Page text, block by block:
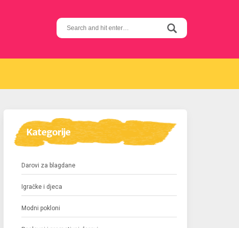
Search
for:
Kategorije
Darovi za blagdane
Igračke i djeca
Modni pokloni